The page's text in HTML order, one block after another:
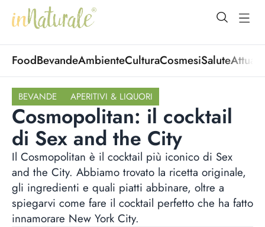
open
FoodBevandeAmbienteCulturaCosmesiSalute
BEVANDE APERITIVI & LIQUORI
Cosmopolitan: il cocktail
di Sex and the City
Il Cosmopolitan è il cocktail più iconico di Sex
and the City. Abbiamo trovato la ricetta originale,
gli ingredienti e quali piatti abbinare, oltre a
spiegarvi come fare il cocktail perfetto che ha fatto
innamorare New York City.